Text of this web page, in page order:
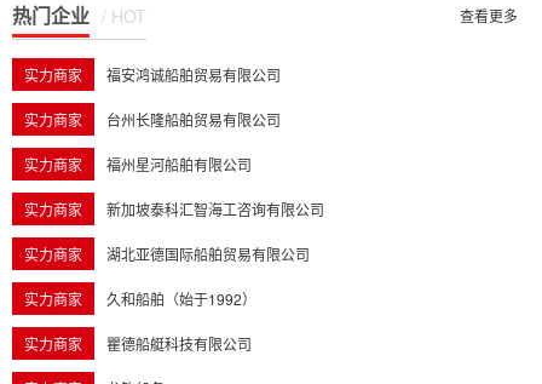
22:57:01.0
热门企业 / HOT 查看更多
实力商家 福安鸿诚船舶贸易有限公司
实力商家 台州长隆船舶贸易有限公司
实力商家 福州星河船舶有限公司
实力商家 新加坡泰科汇智海工咨询有限公司
实力商家 湖北亚德国际船舶贸易有限公司
实力商家 久和船舶（始于1992）
实力商家 瞿德船艇科技有限公司